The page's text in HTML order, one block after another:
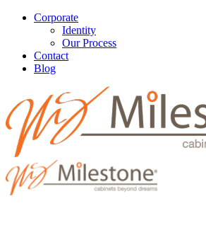
Corporate
Identity
Our Process
Contact
Blog